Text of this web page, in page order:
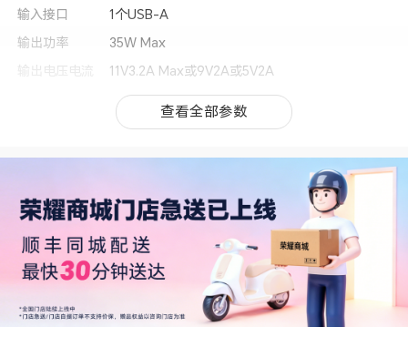
输入接口
1个USB-A
输出功率
35W Max
输出电压电流
11V3.2A Max或9V2A或5V2A
荣耀终端股份有限公司
生产者地址
深圳市福田区香蜜湖街道东海社区红荔西路8089
3C证书编号
2025010907752984
查看全部参数
查看全部参数